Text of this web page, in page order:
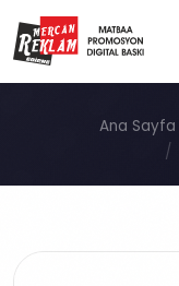
Ana Sayfa